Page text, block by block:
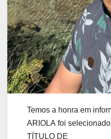
Temos a honra em
ARIOLA foi
TÍTULO DE